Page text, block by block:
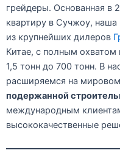
грейдеры. Основанная в
квартиру в Сучжоу, наша
из крупнейших дилеров
Китае, с полным охватом
1,5 тонн до 700 тонн. В
расширяемся на
подержанной
международным
высококачественные